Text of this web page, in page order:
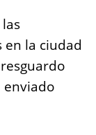
en la ciudad
enviado